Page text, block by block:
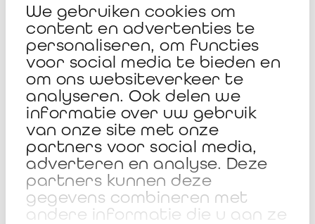
We gebruiken cookies om
content en advertenties te
personaliseren, om functies
voor social media te bieden en
om ons websiteverkeer te
analyseren. Ook delen we
informatie over uw gebruik
van onze site met onze
partners voor social media,
adverteren en analyse. Deze
partners kunnen deze
gegevens combineren met
andere informatie die u aan ze
Discover theTrends & Remarkable reports of the 2025
Edition, with the comments of the Jury.
Read the press release
Throwback to the ceremony of 18
November 2025
BAS Ceremony 2025 aftermovie on Vimeo